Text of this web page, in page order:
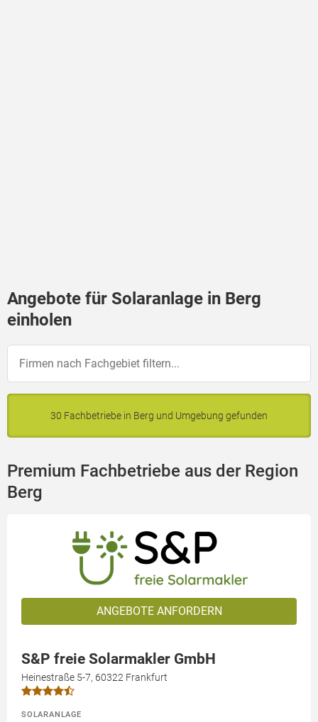
Angebote für Solaranlage in Berg
einholen
30 Fachbetriebe in Berg und Umgebung gefunden
Premium Fachbetriebe aus der Region
Berg
ANGEBOTE ANFORDERN
S&P freie Solarmakler GmbH
Heinestraße 5-7, 60322 Frankfurt
SOLARANLAGE